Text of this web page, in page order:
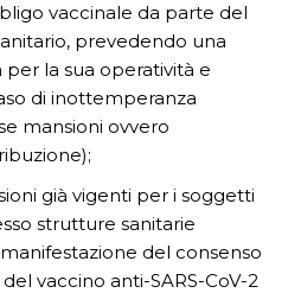
vaccinale da parte del
prevedendo una
la sua operatività e
di inottemperanza
mansioni ovvero
già vigenti per i soggetti
strutture sanitarie
del consenso
vaccino anti-SARS-CoV-2